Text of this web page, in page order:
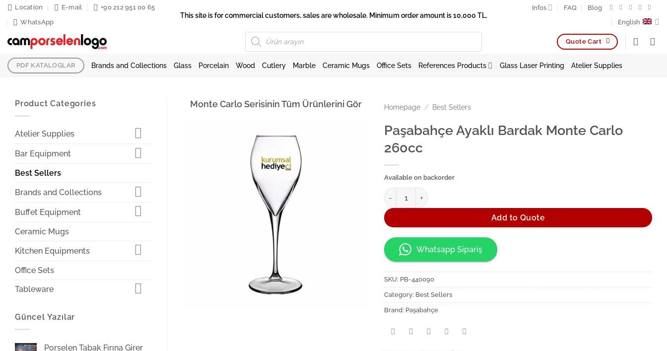
Skip
to
Location E-mail
+90 212 951 00 65
WhatsApp
This site is for commercial customers, sales are wholesale. Minimum order amount is 10,000 TL.
Infos FAQ
Blog
English
Products
search
Quote Cart
PDF KATALOGLAR Brands and Collections Glass Porcelain Wood Cutlery Marble Ceramic Mugs Office Sets References Products Glass Laser Printing Atelier Supplies
Product Categories
Atelier Supplies
Bar Equipment
Best Sellers
Brands and Collections
Buffet Equipment
Ceramic Mugs
Kitchen Equipments
Office Sets
Tableware
Güncel Yazılar
Porselen Tabak Fırına Girer
Monte Carlo Serisinin Tüm Ürünlerini Gör Homepage / Best Sellers
Paşabahçe Ayaklı Bardak Monte Carlo
260cc
Available on backorder
Paşabahçe Ayaklı Bardak Monte Carlo 260cc quantity
Add to Quote
Whatsapp Sipariş
SKU: PB-440090
Category: Best Sellers
Brand: Paşabahçe